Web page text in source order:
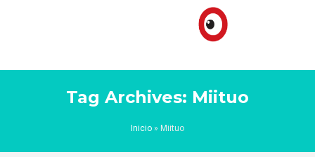
Tag Archives: Miituo
Inicio » Miituo